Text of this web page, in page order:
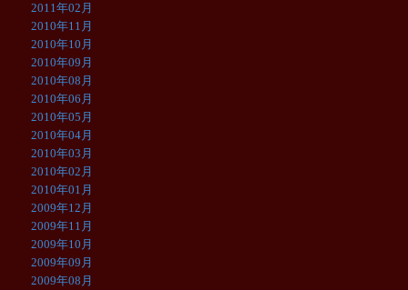
2011年02月
2010年11月
2010年10月
2010年09月
2010年08月
2010年06月
2010年05月
2010年04月
2010年03月
2010年02月
2010年01月
2009年12月
2009年11月
2009年10月
2009年09月
2009年08月